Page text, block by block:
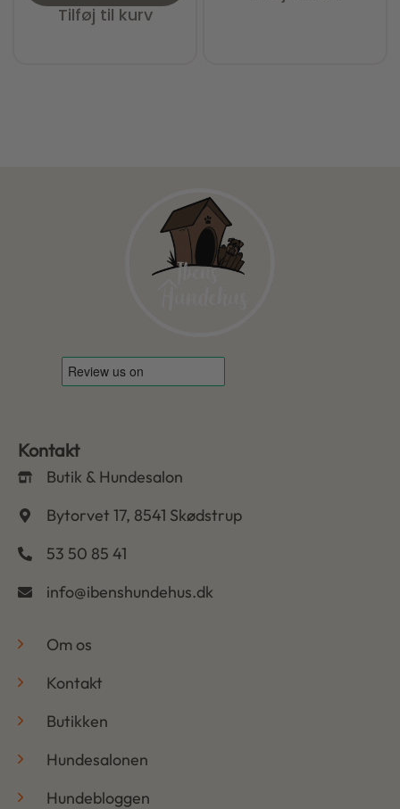
Tilføj til kurv
Kontakt
Butik & Hundesalon
Bytorvet 17, 8541 Skødstrup
53 50 85 41
info@ibenshundehus.dk
Om os
Kontakt
Butikken
Hundesalonen
Hundebloggen